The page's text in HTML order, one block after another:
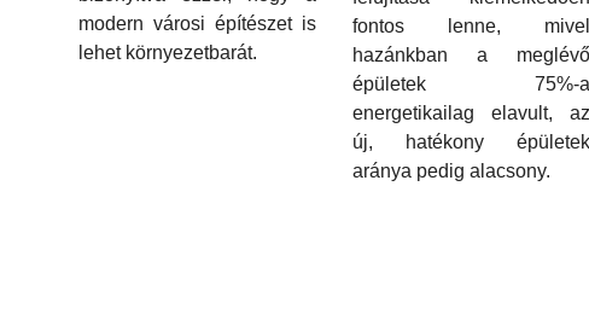
modern városi építészet is
lehet környezetbarát.
fontos lenne, mivel
hazánkban a meglévő
épületek 75%-a
energetikailag elavult, az
új, hatékony épületek
aránya pedig alacsony.